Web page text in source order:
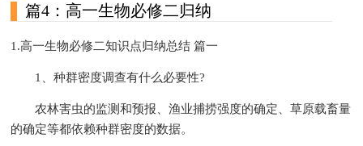
篇4：高一生物必修二归纳
1.高一生物必修二知识点归纳总结 篇一
1、种群密度调查有什么必要性?
农林害虫的监测和预报、渔业捕捞强度的确定、草原载畜量
的确定等都依赖种群密度的数据。